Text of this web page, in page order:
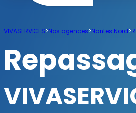
Repassage
Jardin
VIVASERVICES>Nos agences>Nantes Nord>